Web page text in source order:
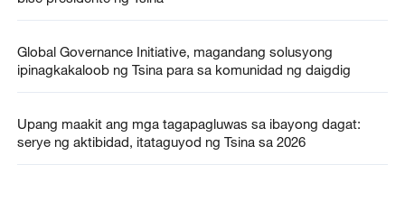
Global Governance Initiative, magandang solusyong
ipinagkakaloob ng Tsina para sa komunidad ng daigdig
Upang maakit ang mga tagapagluwas sa ibayong dagat:
serye ng aktibidad, itataguyod ng Tsina sa 2026